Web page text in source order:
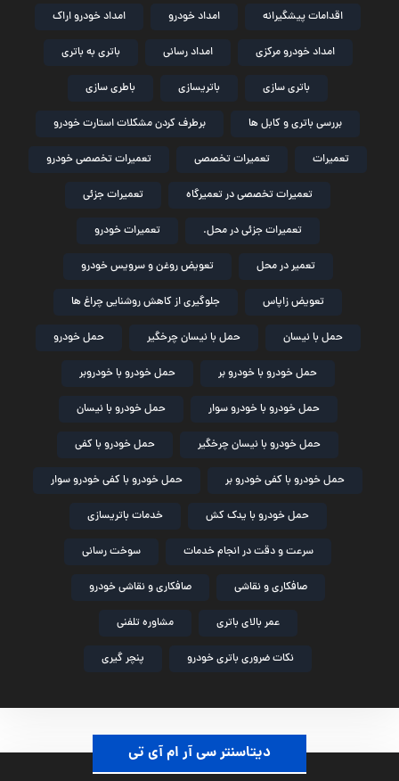
اقدامات پیشگیرانه امداد خودرو امداد خودرو اراک
امداد خودرو مرکزی امداد رسانی باتری به باتری
باتری سازی باتریسازی باطری سازی
بررسی باتری و کابل ها برطرف کردن مشکلات استارت خودرو
تعمیرات تعمیرات تخصصی تعمیرات تخصصی خودرو
تعمیرات تخصصی در تعمیرگاه تعمیرات جزئی
تعمیرات جزئی در محل. تعمیرات خودرو
تعمیر در محل تعویض روغن و سرویس خودرو
تعویض زاپاس جلوگیری از کاهش روشنایی چراغ ها
حمل با نیسان حمل با نیسان چرخگیر حمل خودرو
حمل خودرو با خودرو بر حمل خودرو با خودروبر
حمل خودرو با خودرو سوار حمل خودرو با نیسان
حمل خودرو با نیسان چرخگیر حمل خودرو با کفی
حمل خودرو با کفی خودرو بر حمل خودرو با کفی خودرو سوار
حمل خودرو با یدک کش خدمات باتریسازی
سرعت و دقت در انجام خدمات سوخت رسانی
صافکاری و نقاشی صافکاری و نقاشی خودرو
عمر بالای باتری مشاوره تلفنی
نکات ضروری باتری خودرو پنچر گیری
دیتاسنتر سی آر ام آی تی